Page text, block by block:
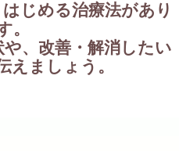
じめる治療法があり
。
や、改善・解消したい
えましょう。